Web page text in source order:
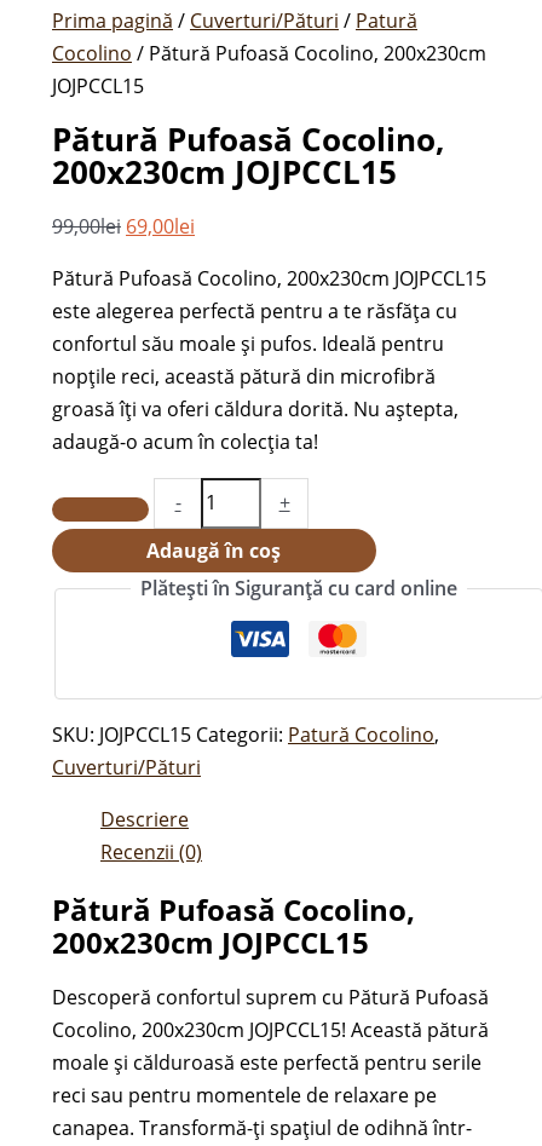
Prima pagină / Cuverturi/Pături / Patură
Cocolino / Pătură Pufoasă Cocolino, 200x230cm
JOJPCCL15
Pătură Pufoasă Cocolino,
200x230cm JOJPCCL15
99,00lei 69,00lei
Pătură Pufoasă Cocolino, 200x230cm JOJPCCL15
este alegerea perfectă pentru a te răsfăța cu
confortul său moale și pufos. Ideală pentru
nopțile reci, această pătură din microfibră
groasă îți va oferi căldura dorită. Nu aștepta,
adaugă-o acum în colecția ta!
-
+
Adaugă în coș
Plătești în Siguranță cu card online
SKU: JOJPCCL15 Categorii: Patură Cocolino,
Cuverturi/Pături
Descriere
Recenzii (0)
Pătură Pufoasă Cocolino,
200x230cm JOJPCCL15
Descoperă confortul suprem cu Pătură Pufoasă
Cocolino, 200x230cm JOJPCCL15! Această pătură
moale și călduroasă este perfectă pentru serile
reci sau pentru momentele de relaxare pe
canapea. Transformă-ți spațiul de odihnă într-